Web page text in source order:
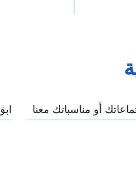
أو مناسباتك معنا